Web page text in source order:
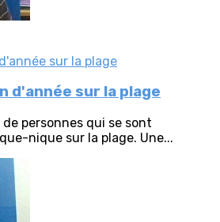
d'année sur la plage
personnes qui se sont
nique sur la plage. Une...